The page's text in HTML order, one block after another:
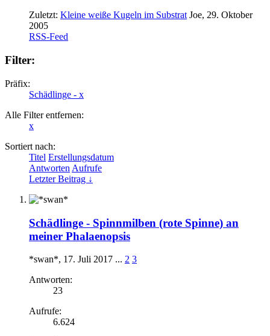
Zuletzt: Kleine weiße Kugeln im Substrat Joe, 29. Oktober
2005
RSS-Feed
Filter:
Präfix:
Schädlinge - x
Alle Filter entfernen:
x
Sortiert nach:
Titel Erstellungsdatum
Antworten Aufrufe
Letzter Beitrag ↓
Schädlinge - Spinnmilben (rote Spinne) an
meiner Phalaenopsis
*swan*, 17. Juli 2017 ... 2 3
Antworten:
23
Aufrufe:
6.624